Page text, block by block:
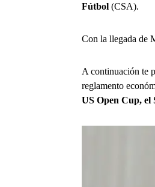
Fútbol (CSA).
Con la llegada de
A continuación te
reglamento
US Open Cup, el